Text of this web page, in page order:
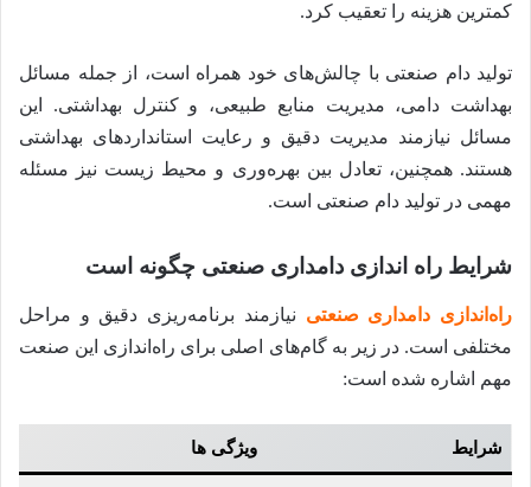
کمترین هزینه را تعقیب کرد.
تولید دام صنعتی با چالش‌های خود همراه است، از جمله مسائل
بهداشت دامی، مدیریت منابع طبیعی، و کنترل بهداشتی. این
مسائل نیازمند مدیریت دقیق و رعایت استانداردهای بهداشتی
هستند. همچنین، تعادل بین بهره‌وری و محیط زیست نیز مسئله
مهمی در تولید دام صنعتی است.
شرایط راه اندازی دامداری صنعتی چگونه است
راه‌اندازی دامداری صنعتی نیازمند برنامه‌ریزی دقیق و مراحل
مختلفی است. در زیر به گام‌های اصلی برای راه‌اندازی این صنعت
مهم اشاره شده است:
شرایط ویژگی ها